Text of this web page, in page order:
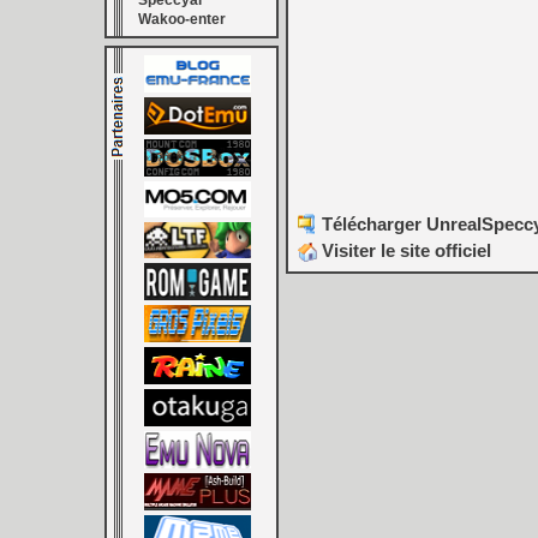
Wakoo-enter
Télécharger
Visiter le site officiel